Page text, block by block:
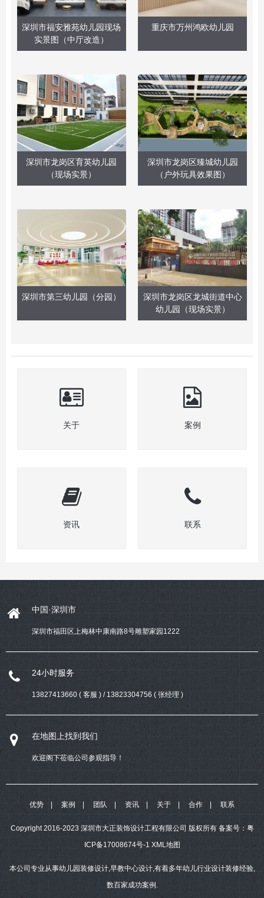
深圳市福安雅苑幼儿园现场
实景图（中厅改造）
重庆市万州鸿欧幼儿园
深圳市龙岗区育英幼儿园
（现场实景）
深圳市龙岗区臻城幼儿园
（户外玩具效果图）
深圳市第三幼儿园（分园）
深圳市龙岗区龙城街道中心
幼儿园（现场实景）
关于 案例
资讯 联系
中国·深圳市
深圳市福田区上梅林中康南路8号雕塑家园1222
24小时服务
13827413660 ( 客服 ) / 13823304756 ( 张经理 )
在地图上找到我们
欢迎阁下莅临公司参观指导！
优势 案例 团队 资讯 关于 合作 联系
Copyright 2016-2023 深圳市大正装饰设计工程有限公司 版权所有 备案号： 粤
ICP备17008674号-1 XML地图
本公司专业从事幼儿园装修设计,早教中心设计,有着多年幼儿行业设计装修经验,
数百家成功案例.